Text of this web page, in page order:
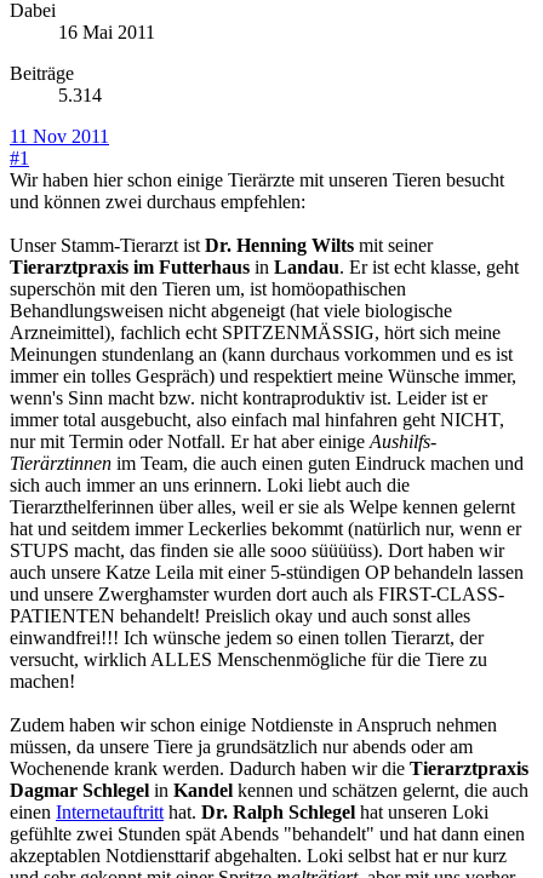
Dabei
16 Mai 2011
Beiträge
5.314
11 Nov 2011
#1
Wir haben hier schon einige Tierärzte mit unseren Tieren besucht
und können zwei durchaus empfehlen:
Unser Stamm-Tierarzt ist Dr. Henning Wilts mit seiner
Tierarztpraxis im Futterhaus in Landau. Er ist echt klasse, geht
superschön mit den Tieren um, ist homöopathischen
Behandlungsweisen nicht abgeneigt (hat viele biologische
Arzneimittel), fachlich echt SPITZENMÄSSIG, hört sich meine
Meinungen stundenlang an (kann durchaus vorkommen und es ist
immer ein tolles Gespräch) und respektiert meine Wünsche immer,
wenn's Sinn macht bzw. nicht kontraproduktiv ist. Leider ist er
immer total ausgebucht, also einfach mal hinfahren geht NICHT,
nur mit Termin oder Notfall. Er hat aber einige Aushilfs-
Tierärztinnen im Team, die auch einen guten Eindruck machen und
sich auch immer an uns erinnern. Loki liebt auch die
Tierarzthelferinnen über alles, weil er sie als Welpe kennen gelernt
hat und seitdem immer Leckerlies bekommt (natürlich nur, wenn er
STUPS macht, das finden sie alle sooo süüüüss). Dort haben wir
auch unsere Katze Leila mit einer 5-stündigen OP behandeln lassen
und unsere Zwerghamster wurden dort auch als FIRST-CLASS-
PATIENTEN behandelt! Preislich okay und auch sonst alles
einwandfrei!!! Ich wünsche jedem so einen tollen Tierarzt, der
versucht, wirklich ALLES Menschenmögliche für die Tiere zu
machen!
Zudem haben wir schon einige Notdienste in Anspruch nehmen
müssen, da unsere Tiere ja grundsätzlich nur abends oder am
Wochenende krank werden. Dadurch haben wir die Tierarztpraxis
Dagmar Schlegel in Kandel kennen und schätzen gelernt, die auch
einen Internetauftritt hat. Dr. Ralph Schlegel hat unseren Loki
gefühlte zwei Stunden spät Abends "behandelt" und hat dann einen
akzeptablen Notdiensttarif abgehalten. Loki selbst hat er nur kurz